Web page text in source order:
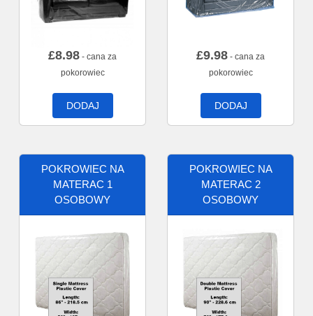
£8.98 - cana za
pokorowiec
DODAJ
£9.98 - cana za
pokorowiec
DODAJ
POKROWIEC NA
MATERAC 1
OSOBOWY
POKROWIEC NA
MATERAC 2
OSOBOWY